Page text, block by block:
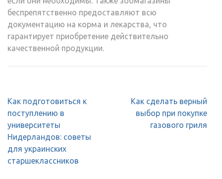
беспрепятственно предоставляют всю
документацию на корма и лекарства, что
гарантирует приобретение действительно
качественной продукции.
Навигация
по
записям
Как подготовиться к
поступлению в
университеты
Нидерландов: советы
для украинских
старшеклассников
Как сделать верный
выбор при покупке
газового гриля